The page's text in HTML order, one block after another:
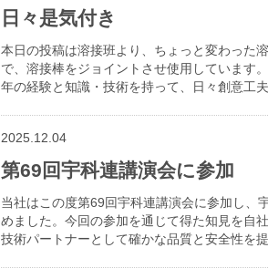
日々是気付き
本日の投稿は溶接班より、ちょっと変わった
で、溶接棒をジョイントさせ使用しています
年の経験と知識・技術を持って、日々創意工
2025.12.04
第69回宇科連講演会に参加
当社はこの度第69回宇科連講演会に参加し、
めました。今回の参加を通じて得た知見を自
技術パートナーとして確かな品質と安全性を